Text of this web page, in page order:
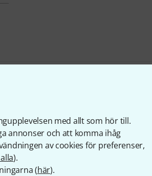
med allt som hör till.
annonser och att komma ihåg
av cookies för preferenser,
).
(här).